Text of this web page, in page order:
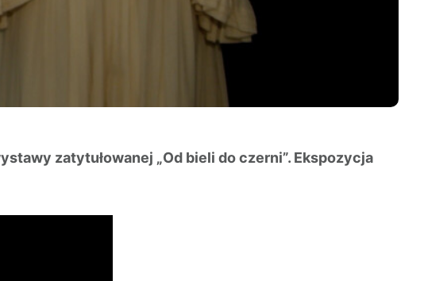
zatytułowanej „Od bieli do czerni”. Ekspozycja